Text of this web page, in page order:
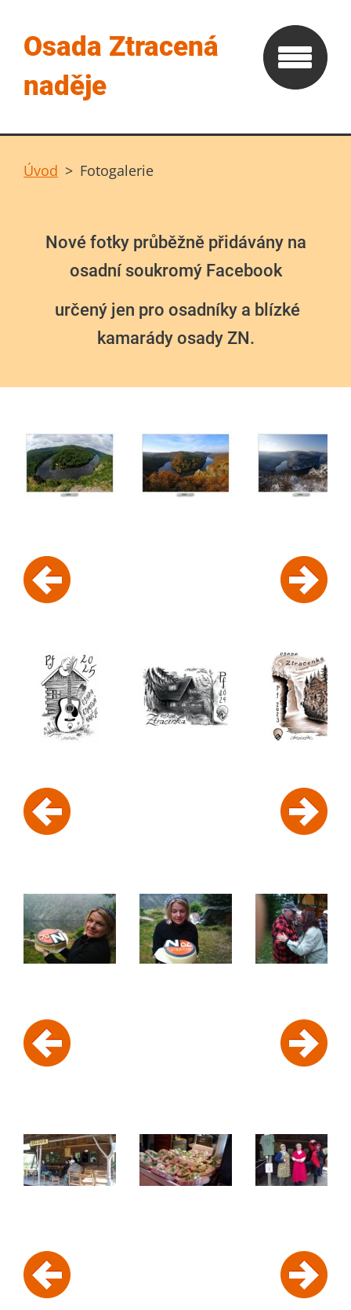
Osada Ztracená
naděje
Úvod > Fotogalerie
Nové fotky průběžně přidávány na
osadní soukromý Facebook
určený jen pro osadníky a blízké
kamarády osady ZN.